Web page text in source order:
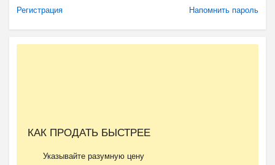
Регистрация Напомнить пароль
КАК ПРОДАТЬ БЫСТРЕЕ
Указывайте разумную цену